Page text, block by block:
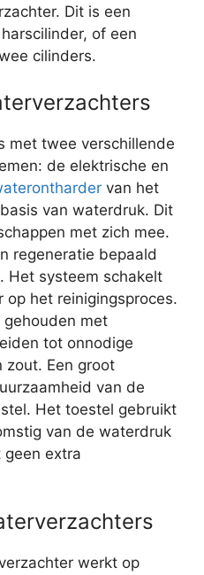
Dit is een
of een
cilinders.
met twee verschillende
de elektrische en
van het
van waterdruk. Dit
met zich mee.
regeneratie bepaald
Het systeem schakelt
op het reinigingsproces.
gehouden met
tot onnodige
zout. Een groot
van de
Het toestel gebruikt
van de waterdruk
extra
werkt op